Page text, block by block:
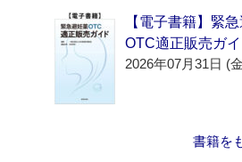
【電子書籍】緊
OTC適正販売ガイ
2026年07月31日 (
書籍を